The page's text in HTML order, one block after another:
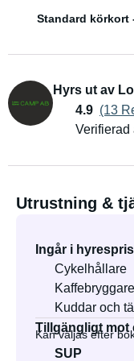
Standard körkort
Hyrs ut av
4.9 (13
Verifierad
Utrustning &
Ingår i
Cykelhållare
Kaffebryggare
Kuddar och
Tillgängligt mot
Kan väljas efter
SUP